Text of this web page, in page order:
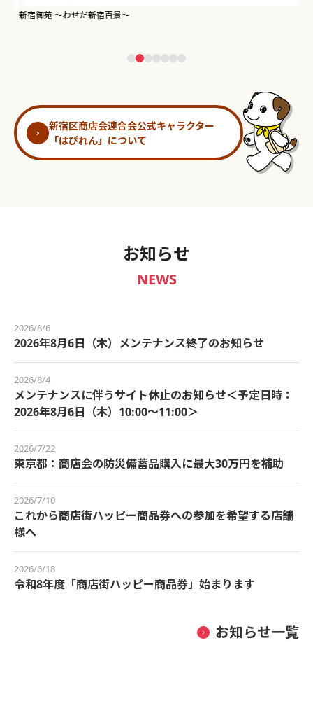
新宿御苑 ～わせだ新宿百景～
新宿区商店会連合会公式キャラクター
「はぴれん」について
お知らせ
NEWS
2026/8/6
2026年8月6日（木）メンテナンス終了のお知らせ
2026/8/4
メンテナンスに伴うサイト休止のお知らせ＜予定日時：
2026年8月6日（木）10:00～11:00＞
2026/7/22
東京都：商店会の防災備蓄品購入に最大30万円を補助
2026/7/10
これから商店街ハッピー商品券への参加を希望する店舗
様へ
2026/6/18
令和8年度「商店街ハッピー商品券」始まります
お知らせ一覧